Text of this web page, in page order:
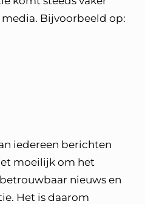
Bijvoorbeeld op:
iedereen berichten
moeilijk om het
nieuws en
Het is daarom